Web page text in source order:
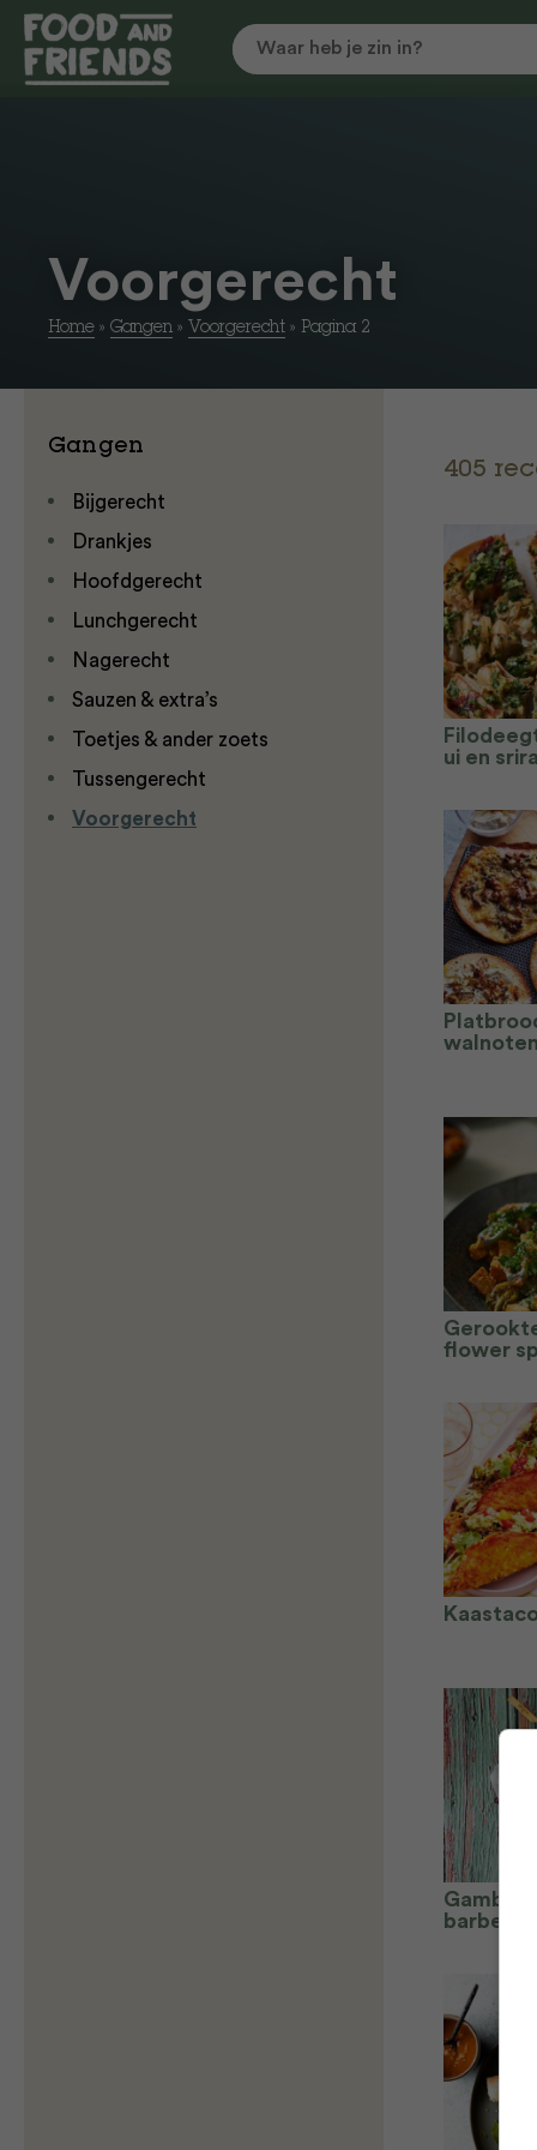
Voorgerecht
Home » Gangen » Voorgerecht » Pagina 2
Gangen
Bijgerecht
Drankjes
Hoofdgerecht
Lunchgerecht
Nagerecht
Sauzen & extra’s
Toetjes & ander zoets
Tussengerecht
Voorgerecht
405
ui en
flower
barbecue